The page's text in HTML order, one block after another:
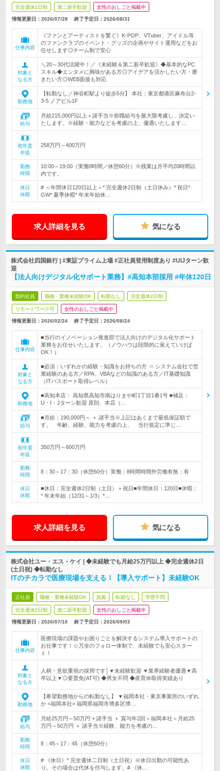
完全週休2日制 第二新卒歓迎 女性のおしごと掲載中
情報更新日：2026/07/28 終了予定日： 2026/08/31
仕事内容
《ファンとアーティストを繋ぐ》K-POP、VTuber、アイドル等
のファンクラブのイベント・グッズの企画やサイト運用などをお
任せします◎チーム制で安心
対象と
なる方
＼20～30代活躍中！／《未経験＆第二新卒歓迎》◆基本的なPC
スキル◆エンタメに興味がある方◎アイデアを活かしたい方・磨
きたい方◎WEB面接も対応
勤務地
【転勤なし／神谷町駅より徒歩5分】 本社：東京都港区麻布台2-
3-5 ノアビル1F
給与
月給215,000円以上＋諸手当※前職給与を最大限考慮し、決定い
たします。※経験・能力などを考慮の上、優遇いたします…
初年度
年収
258万円～400万円
勤務
時間
10:00～19:00（実働8時間／休憩60分）※残業は月平均20時間以
内です。
休日
休暇
# ＜年間休日120日以上＞* 完全週休2日制（土日休み）* 祝日*
GW* 夏季休暇* 年末年始休…
求人詳細を見る 気になる
株式会社四国銀行 | #東証プライム上場 #正社員登用制度あり #UIJターン歓
迎
【法人向けデジタル化サポート業務】#高知本部採用 #年休120日
契約社員 職種・業種未経験OK 転勤なし 完全週休2日制
リモートワーク可 女性のおしごと掲載中
情報更新日：2026/02/24 終了予定日： 2026/08/24
仕事内容
■当行のイノベーション推進部で法人向けのデジタル化サポート
業務をお任せいたします。（ノウハウは段階的に覚えていけば
OK！）
対象と
なる方
■必須：いずれかの経験・知識をお持ちの方 ⇒ システム会社で営
業経験のある方／RPA、VBAなどの知識のある方／IT基礎知識
（ITパスポート取得レベル）
勤務地
■高知本店： 高知県高知市南はりまや町1丁目1番1号 ■補足：
U・I・Jターン歓迎 原則、本店（…
給与
■月給：190,000円～ ＋ 諸手当※上記はあくまで最低保証額で
す。 年齢、経験、能力を考慮の上、 当行規定に準じ…
初年度
年収
350万円～600万円
勤務
時間
8：30～17：30（休憩60分）実働：8時間時間外労働有無：有
休日
休暇
■休日：完全週休2日制（土日）＋祝日■年間休日：120日■休暇：
* 年末年始（12/31～1/3）*…
求人詳細を見る 気になる
株式会社ユー・エス・ケイ | ◆未経験でも月給25万円以上 ◆完全週休2日
(土日祝) ◆転勤なし
ITのチカラで医療現場を支える！【導入サポート】未経験OK
正社員 職種・業種未経験OK 急募 転勤なし 学歴不問
完全週休2日制 第二新卒歓迎 女性のおしごと掲載中
情報更新日：2026/07/10 終了予定日： 2026/09/03
仕事内容
医療現場の課題やお困りごとを解決するシステム導入サポートの
お仕事です！☆万全のフォロー体制で、未経験でも安心スター
ト！
対象と
なる方
人柄・意欲重視の採用です│▼未経験歓迎 ▼業界経験者優遇▼高
卒以上▼◎要普免(AT可) ◆男女不問 ◆産育休取得実績あり
勤務地
【希望勤務地からの転勤なし】 ▼福岡本社・東京事業所のいずれ
か <福岡本社> 福岡県福岡市博多区博…
給与
月給25万円～50万円 + 諸手当 ＋ 賞与年2回＜福岡本社＞月給25
万円～50万円 ＋ 諸手当※経験、能力を考慮の…
勤務
時間
8：45～17：45（休憩60分）
休日
休暇
# 《休日》* 完全週休二日制（土日祝）※休日出勤の可能性あ
り。その場合は代休を付与します。# 《休…